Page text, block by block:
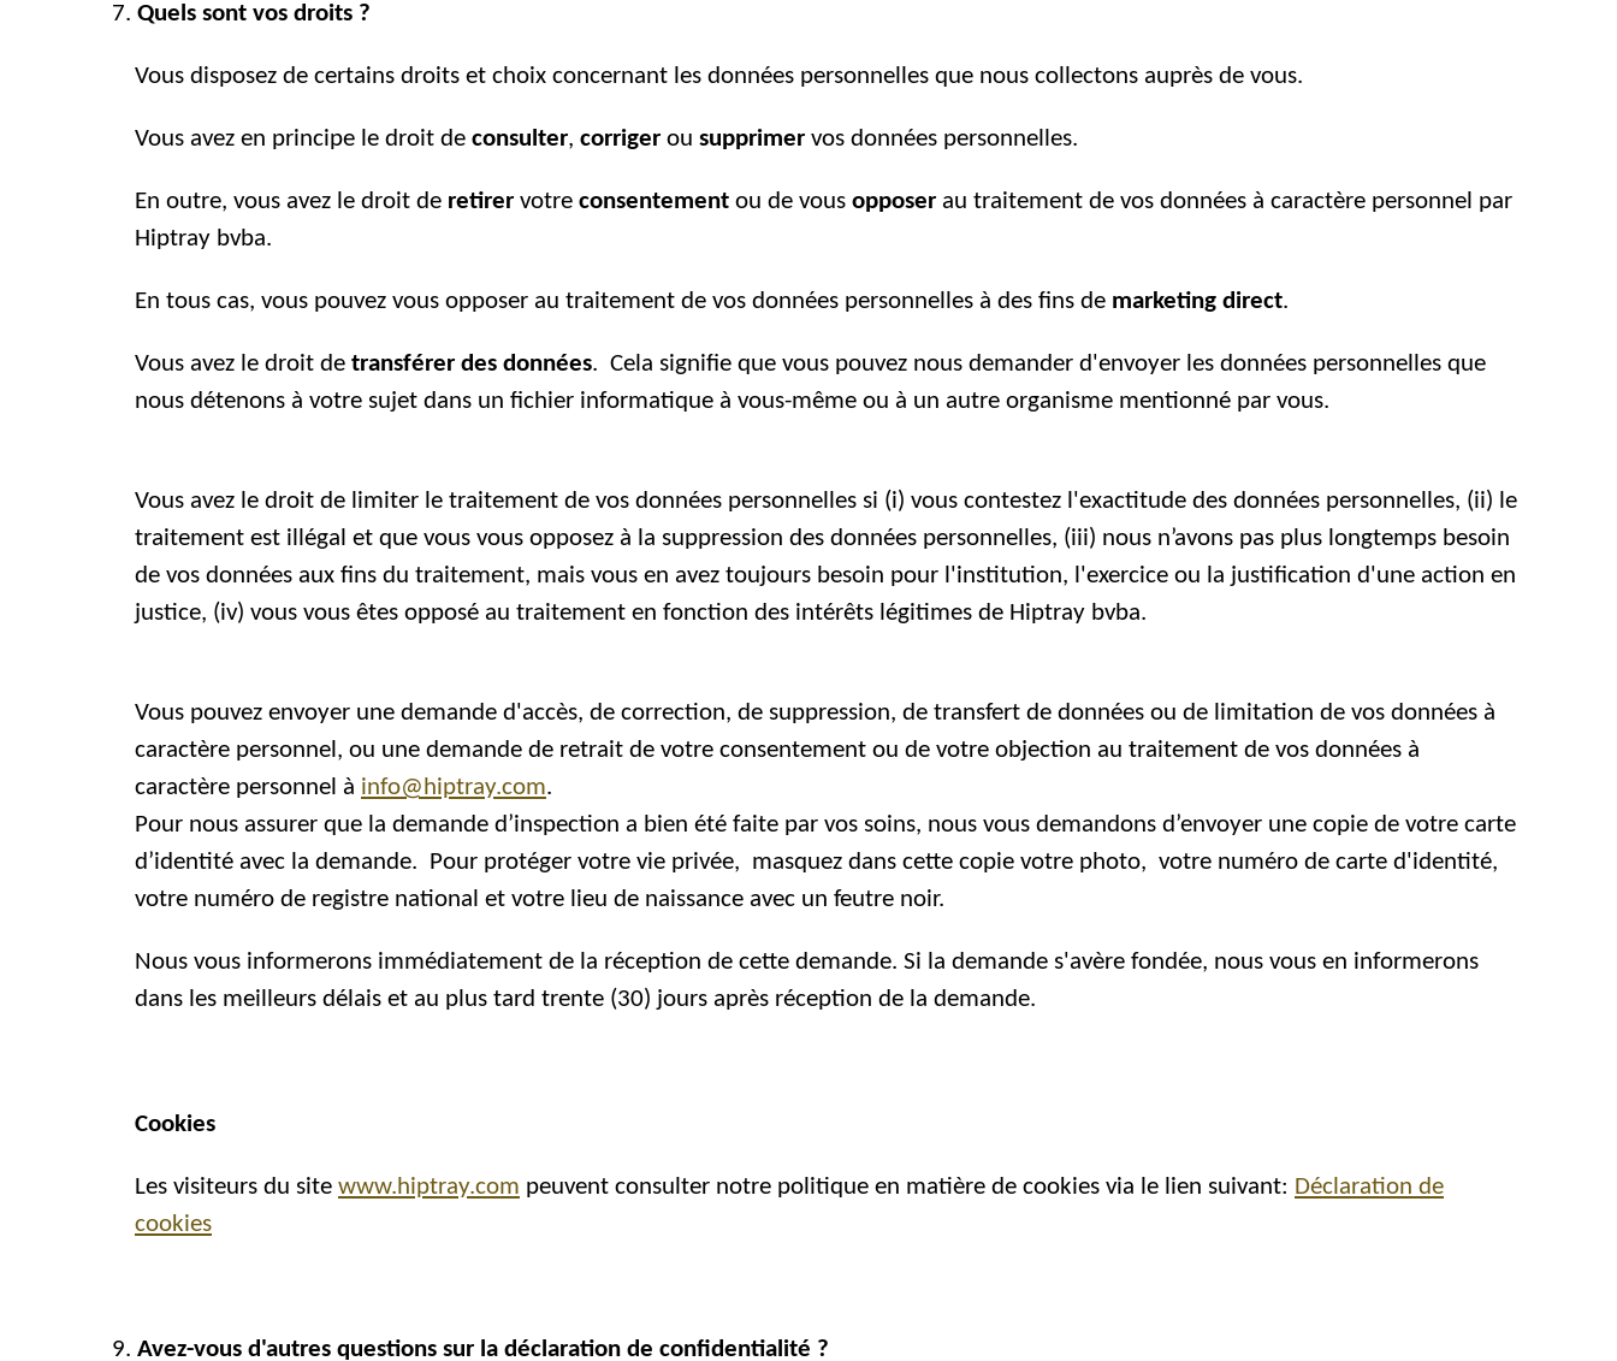
Quels sont vos droits ?
Vous disposez de certains droits et choix concernant les données personnelles que nous collectons auprès de vous.
Vous avez en principe le droit de consulter, corriger ou supprimer vos données personnelles.
En outre, vous avez le droit de retirer votre consentement ou de vous opposer au traitement de vos données à caractère personnel par
Hiptray bvba.
En tous cas, vous pouvez vous opposer au traitement de vos données personnelles à des fins de marketing direct.
Vous avez le droit de transférer des données. Cela signifie que vous pouvez nous demander d'envoyer les données personnelles que
nous détenons à votre sujet dans un fichier informatique à vous-même ou à un autre organisme mentionné par vous.
Vous avez le droit de limiter le traitement de vos données personnelles si (i) vous contestez l'exactitude des données personnelles, (ii) le
traitement est illégal et que vous vous opposez à la suppression des données personnelles, (iii) nous n’avons pas plus longtemps besoin
de vos données aux fins du traitement, mais vous en avez toujours besoin pour l'institution, l'exercice ou la justification d'une action en
justice, (iv) vous vous êtes opposé au traitement en fonction des intérêts légitimes de Hiptray bvba.
Vous pouvez envoyer une demande d'accès, de correction, de suppression, de transfert de données ou de limitation de vos données à
caractère personnel, ou une demande de retrait de votre consentement ou de votre objection au traitement de vos données à
caractère personnel à info@hiptray.com.
Pour nous assurer que la demande d’inspection a bien été faite par vos soins, nous vous demandons d’envoyer une copie de votre carte
d’identité avec la demande. Pour protéger votre vie privée, masquez dans cette copie votre photo, votre numéro de carte d'identité,
votre numéro de registre national et votre lieu de naissance avec un feutre noir.
Nous vous informerons immédiatement de la réception de cette demande. Si la demande s'avère fondée, nous vous en informerons
dans les meilleurs délais et au plus tard trente (30) jours après réception de la demande.
Cookies
Les visiteurs du site www.hiptray.com peuvent consulter notre politique en matière de cookies via le lien suivant: Déclaration de
cookies
Avez-vous d'autres questions sur la déclaration de confidentialité ?